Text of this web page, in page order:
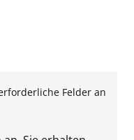
Felder an